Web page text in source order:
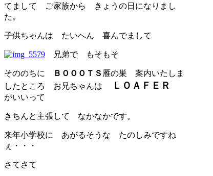
てまして ご家族から きょうの日になりまし
た。
子供ちゃんは たいへん 喜んでまして
兄弟で もそもそ
そののちに ＢＯＯＯＴＳ 雁の巣 案内いたしま
したところ お兄ちゃんは
ＬＯＡＦＥＲ
がいいって
きちんと主張して なかなかです。
来年小学校に あがるそうな たのしみですね
ぇ・・・
さてさて